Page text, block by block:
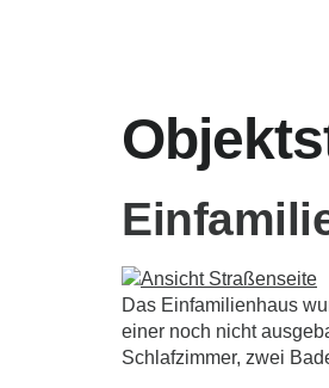
Das Einfamilienhaus
einer noch nicht
Schlafzimmer, zwei